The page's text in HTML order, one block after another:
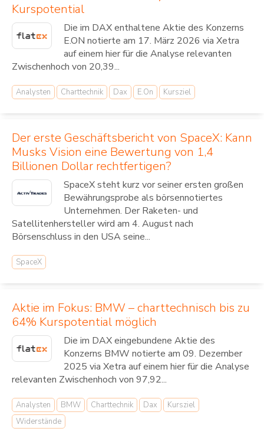
Kurspotential
Die im DAX enthaltene Aktie des Konzerns
E.ON notierte am 17. März 2026 via Xetra
auf einem hier für die Analyse relevanten
Zwischenhoch von 20,39...
Analysten Charttechnik Dax E.On Kursziel
Der erste Geschäftsbericht von SpaceX: Kann
Musks Vision eine Bewertung von 1,4
Billionen Dollar rechtfertigen?
SpaceX steht kurz vor seiner ersten großen
Bewährungsprobe als börsennotiertes
Unternehmen. Der Raketen- und
Satellitenhersteller wird am 4. August nach
Börsenschluss in den USA seine...
SpaceX
Aktie im Fokus: BMW – charttechnisch bis zu
64% Kurspotential möglich
Die im DAX eingebundene Aktie des
Konzerns BMW notierte am 09. Dezember
2025 via Xetra auf einem hier für die Analyse
relevanten Zwischenhoch von 97,92...
Analysten BMW Charttechnik Dax
Kursziel
Widerstände